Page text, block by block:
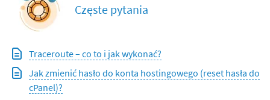
Częste pytania
Traceroute – co to i jak wykonać?
Jak zmienić hasło do konta hostingowego (reset hasła do
cPanel)?